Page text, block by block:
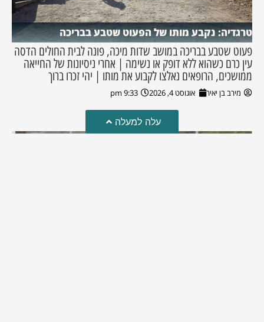
טרגדיה: נקבע מותו של הפעוט שטבע בבריכה
פעוט שטבע בבריכה במושב שדות מיכה, פונה לבית החולים הדסה
עין כרם כשהוא ללא דופק או נשימה | אחרי ניסיונות של החייאה
ממושכים, הרופאים נאלצו לקבוע את מותו | יהי זכרו ברוך
מירב בן יאיר אוגוסט 4, 2026 9:33 pm
עלה למעלה